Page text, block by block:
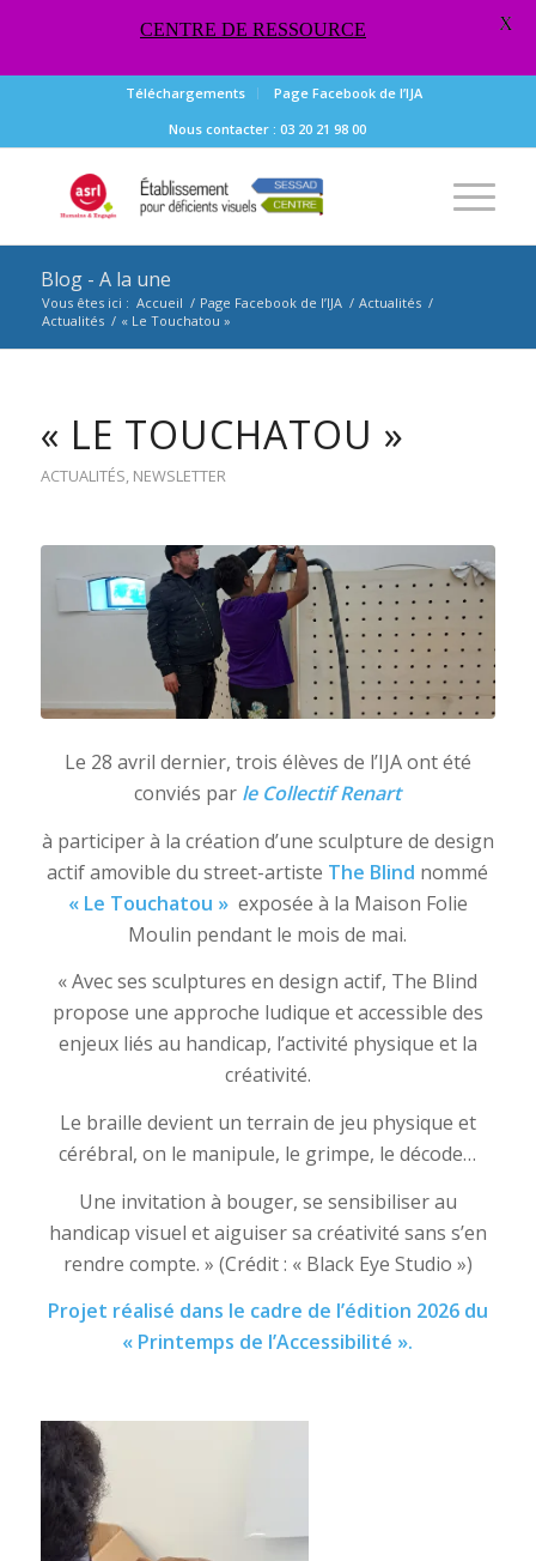
Téléchargements
Page Facebook de l’IJA
Nous contacter : 03 20 21 98 00
Blog - A la une
Vous êtes ici : Accueil / Page Facebook de l’IJA / Actualités /
Actualités / « Le Touchatou »
« LE TOUCHATOU »
ACTUALITÉS, NEWSLETTER
Le 28 avril dernier, trois élèves de l’IJA ont été
conviés par le Collectif Renart
à participer à la création d’une sculpture de design
actif amovible du street-artiste The Blind nommé
« Le Touchatou » exposée à la Maison Folie
Moulin pendant le mois de mai.
« Avec ses sculptures en design actif, The Blind
propose une approche ludique et accessible des
enjeux liés au handicap, l’activité physique et la
créativité.
Le braille devient un terrain de jeu physique et
cérébral, on le manipule, le grimpe, le décode…
Une invitation à bouger, se sensibiliser au
handicap visuel et aiguiser sa créativité sans s’en
rendre compte. » (Crédit : « Black Eye Studio »)
Projet réalisé dans le cadre de l’édition 2026 du
« Printemps de l’Accessibilité ».
CENTRE DE RESSOURCE X